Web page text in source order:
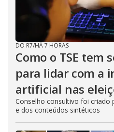
DO R7/HÁ 7 HORAS
Como o TSE tem
para lidar com a
artificial nas
Conselho consultivo foi criado
e dos conteúdos sintéticos